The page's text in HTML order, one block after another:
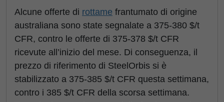
Alcune offerte di rottame frantumato di origine
australiana sono state segnalate a 375-380 $/t
CFR, contro le offerte di 375-378 $/t CFR
ricevute all’inizio del mese. Di conseguenza, il
prezzo di riferimento di SteelOrbis si è
stabilizzato a 375-385 $/t CFR questa settimana,
contro i 385 $/t CFR della scorsa settimana.